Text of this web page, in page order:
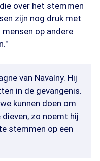
over het stemmen
zijn nog druk met
op andere
van Navalny. Hij
in de gevangenis.
kunnen doen om
zo noemt hij
stemmen op een